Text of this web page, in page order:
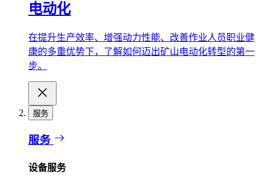
电动化
在提升生产效率、增强动力性能、改善作业人员职业健
康的多重优势下，了解如何迈出矿山电动化转型的第一
步。
服务
服务
设备服务